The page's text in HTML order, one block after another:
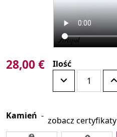
28,00 € Ilość
Kamień - zobacz certyfikaty